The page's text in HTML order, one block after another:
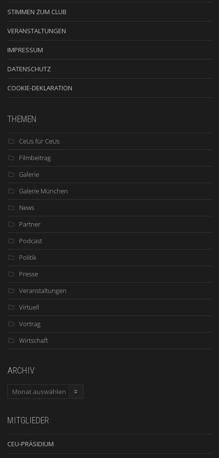
STIMMEN ZUM CLUB
VERANSTALTUNGEN
IMPRESSUM
DATENSCHUTZ
COOKIE-DEKLARATION
THEMEN
CeUs für CeUs
Filmbeitrag
Galerie
Galerie München
News
Partner
Podcast
Politik
Presse
Veranstaltungen
Virtuell
Vortrag
Wirtschaft
ARCHIV
ARCHIV
MITGLIEDER
CEU-PRÄSIDIUM